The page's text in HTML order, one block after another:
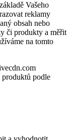
Vašeho
reklamy
obsah nebo
či produkty a měřit
na tomto
podle